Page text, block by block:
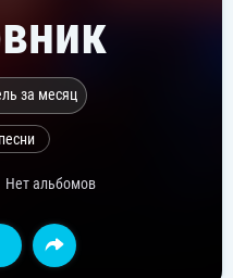
за месяц
Нет альбомов